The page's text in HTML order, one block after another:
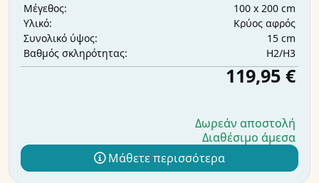
Μέγεθος:
100 x 200 cm
Υλικό:
Κρύος αφρός
Συνολικό ύψος:
15 cm
Βαθμός σκληρότητας:
H2/H3
119,95 €
Δωρεάν αποστολή
Διαθέσιμο άμεσα
Μάθετε περισσότερα